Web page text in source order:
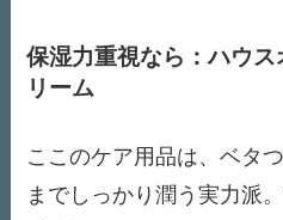
保湿力重視なら：ハウ
リーム
ここのケア用品は、ベタ
までしっかり潤う実力派